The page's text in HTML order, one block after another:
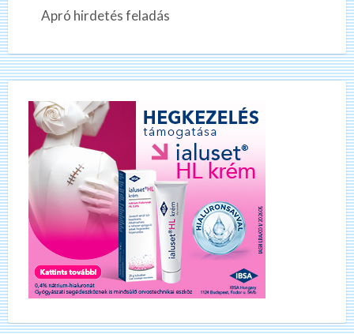
Apró hirdetés feladás